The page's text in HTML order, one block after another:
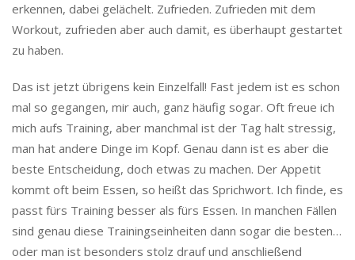
erkennen, dabei gelächelt. Zufrieden. Zufrieden mit dem
Workout, zufrieden aber auch damit, es überhaupt gestartet
zu haben.
Das ist jetzt übrigens kein Einzelfall! Fast jedem ist es schon
mal so gegangen, mir auch, ganz häufig sogar. Oft freue ich
mich aufs Training, aber manchmal ist der Tag halt stressig,
man hat andere Dinge im Kopf. Genau dann ist es aber die
beste Entscheidung, doch etwas zu machen. Der Appetit
kommt oft beim Essen, so heißt das Sprichwort. Ich finde, es
passt fürs Training besser als fürs Essen. In manchen Fällen
sind genau diese Trainingseinheiten dann sogar die besten…
oder man ist besonders stolz drauf und anschließend